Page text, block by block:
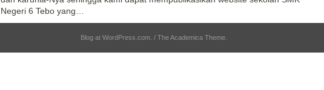
Negeri 6 Tebo yang…
Blog at WordPress.com. / The Academica Theme.